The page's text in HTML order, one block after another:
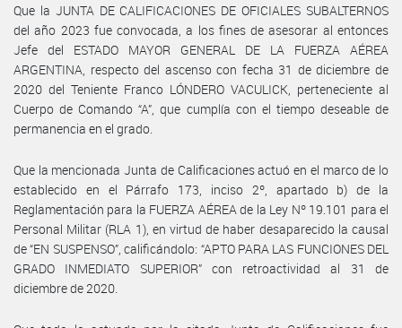
Que la JUNTA DE CALIFICACIONES DE OFICIALES SUBALTERNOS
del año 2023 fue convocada, a los fines de asesorar al entonces
Jefe del ESTADO MAYOR GENERAL DE LA FUERZA AÉREA
ARGENTINA, respecto del ascenso con fecha 31 de diciembre de
2020 del Teniente Franco LÓNDERO VACULICK, perteneciente al
Cuerpo de Comando “A”, que cumplía con el tiempo deseable de
permanencia en el grado.
Que la mencionada Junta de Calificaciones actuó en el marco de lo
establecido en el Párrafo 173, inciso 2º, apartado b) de la
Reglamentación para la FUERZA AÉREA de la Ley Nº 19.101 para el
Personal Militar (RLA 1), en virtud de haber desaparecido la causal
de “EN SUSPENSO”, calificándolo: “APTO PARA LAS FUNCIONES DEL
GRADO INMEDIATO SUPERIOR” con retroactividad al 31 de
diciembre de 2020.